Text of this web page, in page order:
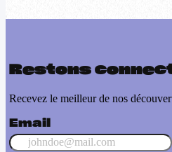
Restons
Recevez le meilleur de nos
Email